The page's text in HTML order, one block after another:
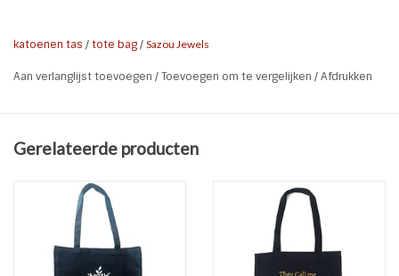
De tas is van 100% katoen.
bestaand product? Stuur ons een berichtje over de
katoenen tas /tote bag/ Sazou Jewels
Aan verlanglijst toevoegen /Toevoegen om te vergelijken /Afdrukken
Gerelateerde producten